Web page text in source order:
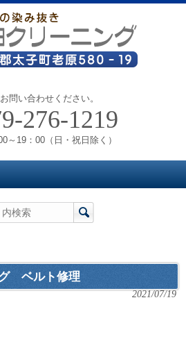
問い合わせください。
276-1219
～19：00（日・祝日除く）
ベルト修理
2021/07/19